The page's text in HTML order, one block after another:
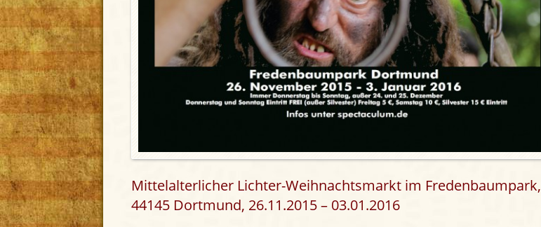
Mittelalterlicher Lichter-Weihnachtsmarkt im Fredenbaumpark,
44145 Dortmund, 26.11.2015 – 03.01.2016